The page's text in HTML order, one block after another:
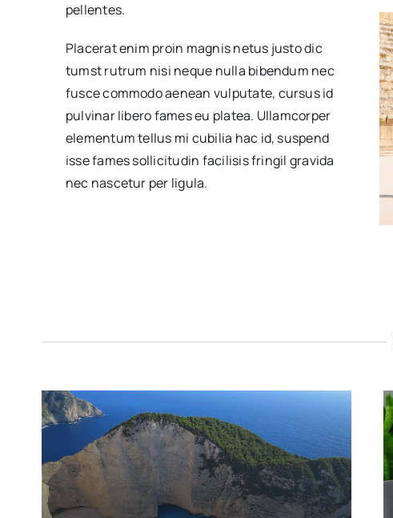
pellentes.
Placerat enim proin magnis netus justo dic
tumst rutrum nisi neque nulla bibendum nec
fusce commodo aenean vulputate, cursus id
pulvinar libero fames eu platea. Ullamcorper
elementum tellus mi cubilia hac id, suspend
isse fames sollicitudin facilisis fringil gravida
nec nascetur per ligula.